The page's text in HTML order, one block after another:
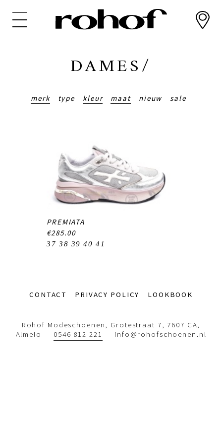
DAMES/
merk type kleur maat nieuw sale
PREMIATA
€285.00
37 38 39 40 41
Footer-CONTACT PRIVACY POLICY LOOKBOOK
Rohof Modeschoenen, Grotestraat 7, 7607 CA,
Almelo 0546 812 221 info@rohofschoenen.nl